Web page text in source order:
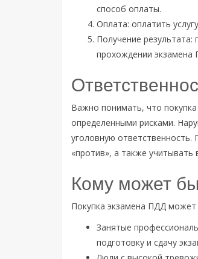
способ оплаты.
Оплата: оплатить
Получение
прохождении экзамена
Важно понимать, что
определенными рисками.
уголовную
«против», а также
Кому может
Покупка экзамена ПДД
Занятые
подготовку и сдачу